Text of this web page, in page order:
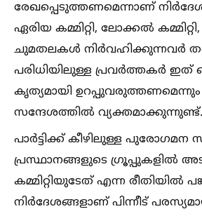
രേഖപ്പെടുത്തണമെന്നാണ്
ഏരിയ കമ്മിറ്റി, ലോക്കല്‍ കമ്മിറ്റി,
ചുമതലകള്‍ നിര്‍വഹിക്കുന്നവര്‍
പരിധിയിലുള്ള പ്രവര്‍ത്തകര്‍ ഇത്
കൃത്യമായി
സന്ദേശത്തില്‍ വ്യക്തമാക്കുന്നുണ്ട്.
പാര്‍ട്ടിക്ക് കീഴിലുള്ള പുരോഗമന
പ്രസ്ഥാനങ്ങളുടെ ഗ്രൂപ്പുകളില്‍
കമ്മിറ്റിയുടേത് എന്ന രീതിയില്‍
നിര്‍ദേശങ്ങളാണ് പിന്നീട്